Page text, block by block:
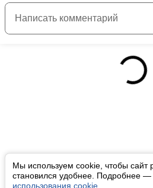
Мы используем cookie, чтобы сайт
становился удобнее. Подробнее —
использования cookie